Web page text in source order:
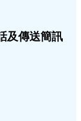
及傳送簡訊